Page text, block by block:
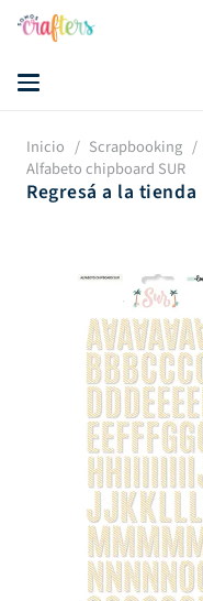
Inicio / Scrapbooking /
Alfabeto chipboard SUR
Regresá a la tienda